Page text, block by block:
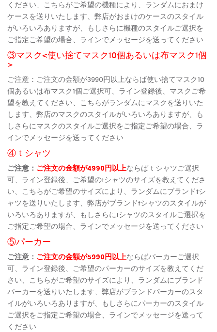
ください、こちらがご希望の機種により、ランダムにおまけ
ケースを送りいたします、弊店がおまけのケースのスタイル
がいろいろありますが、もしさらに機種のスタイルご選択を
ご指定ご希望の場合、ラインでメッセージを送ってください
③マスク<使い捨てマスク10個あるいは布マスク1個
>
ご注意：ご注文の金額が3990円以上ならば使い捨てマスク10
個あるいは布マスク1個ご選択可、ライン登録後、マスクご希
望を教えてください、こちらがランダムにマスクを送りいた
します、弊店のマスクのスタイルがいろいろありますが、も
しさらにマスクのスタイルご選択をご指定ご希望の場合、ラ
インでメッセージを送ってください
④ｔシャツ
ご注意： ご注文の金額が4990円以上ならばｔシャツご選択
可、ライン登録後、ご希望のtシャツのサイズを教えてくださ
い、こちらがご希望のサイズにより、ランダムにブランドtシ
ャツを送りいたします、弊店がブランドtシャツのスタイルが
いろいろありますが、もしさらにtシャツのスタイルご選択を
ご指定ご希望の場合、ラインでメッセージを送ってください
⑤パーカー
ご注意： ご注文の金額が5990円以上ならばパーカーご選択
可、ライン登録後、ご希望のパーカーのサイズを教えてくだ
さい、こちらがご希望のサイズにより、ランダムにブランド
パーカーを送りいたします、弊店がブランドパーカーのスタ
イルがいろいろありますが、もしさらにパーカーのスタイル
ご選択をご指定ご希望の場合、ラインでメッセージを送って
ください